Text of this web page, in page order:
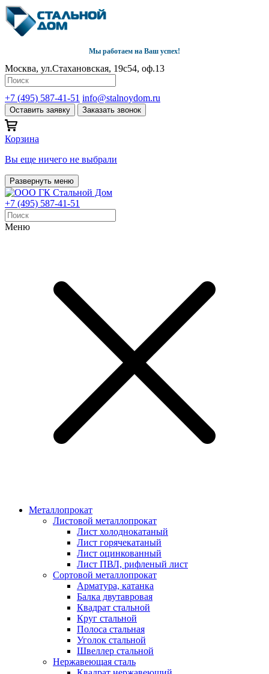
Мы работаем на Ваш успех!
Москва, ул.Стахановская, 19с54, оф.13
+7 (495) 587-41-51 info@stalnoydom.ru
Оставить заявку Заказать звонок
Корзина
Вы еще ничего не выбрали
Развернуть меню
+7 (495) 587-41-51
Меню
Металлопрокат
Листовой металлопрокат
Лист холоднокатаный
Лист горячекатаный
Лист оцинкованный
Лист ПВЛ, рифленый лист
Сортовой металлопрокат
Арматура, катанка
Балка двутавровая
Квадрат стальной
Круг стальной
Полоса стальная
Уголок стальной
Швеллер стальной
Нержавеющая сталь